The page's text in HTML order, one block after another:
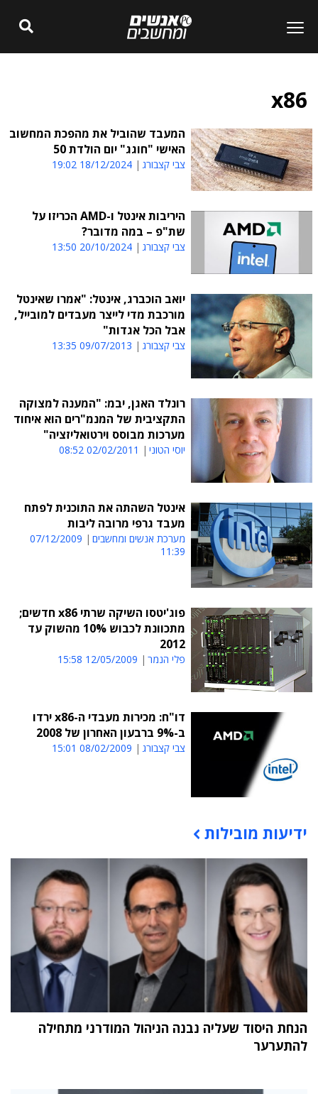
x86
המעבד שהוביל את מהפכת המחשוב
האישי "חוגג" יום הולדת 50
צבי קצבורג 18/12/2024 19:02
היריבות אינטל ו-AMD הכריזו על
שת"פ – במה מדובר?
צבי קצבורג 20/10/2024 13:50
יואב הוכברג, אינטל: "אמרו שאינטל
מורכבת מדי לייצר מעבדים למובייל,
אבל הכל אגדות"
צבי קצבורג 09/07/2013 13:35
רונלד האגן, יבמ: "המענה למצוקה
התקציבית של המנמ"רים הוא איחוד
מערכות מבוסס וירטואליזציה"
יוסי הטוני 02/02/2011 08:52
אינטל השהתה את התוכנית לפתח
מעבד גרפי מרובה ליבות
מערכת אנשים ומחשבים
07/12/2009
11:39
פוג'יטסו השיקה שרתי x86 חדשים;
מתכוונת לכבוש 10% מהשוק עד
2012
פלי הנמר 12/05/2009 15:58
דו"ח: מכירות מעבדי ה-x86 ירדו
ב-9% ברבעון האחרון של 2008
צבי קצבורג 08/02/2009 15:01
תוכן פרסומי
ידיעות מובילות
הנחת היסוד שעליה נבנה הניהול המודרני מתחילה
להתערער